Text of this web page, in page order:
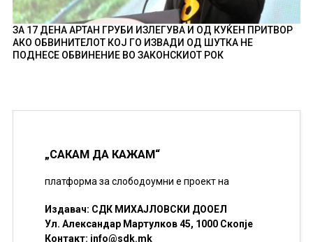
ЗА 17 ДЕНА АРТАН ГРУБИ ИЗЛЕГУВА И ОД КУЌЕН ПРИТВОР
АКО ОБВИНИТЕЛОТ КОЈ ГО ИЗВАДИ ОД ШУТКА НЕ
ПОДНЕСЕ ОБВИНЕНИЕ ВО ЗАКОНСКИОТ РОК
„САКАМ ДА КАЖАМ“
платформа за слободоумни е проект на
Издавач: СДК МИХАЈЛОВСКИ ДООЕЛ
Ул. Александар Мартулков 45, 1000 Скопје
Контакт: info@sdk.mk